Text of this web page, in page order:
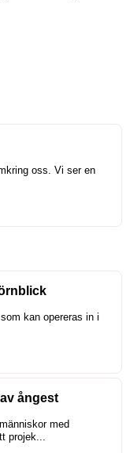
oss. Vi ser en
kan opereras in i
ångest
med
projek...